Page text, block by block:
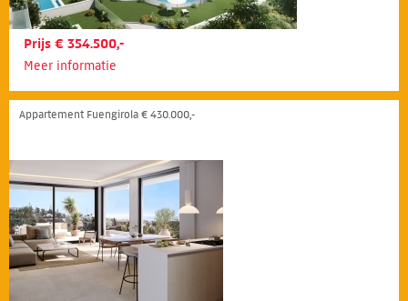
Prijs € 354.500,-
Meer informatie
Appartement Fuengirola € 430.000,-